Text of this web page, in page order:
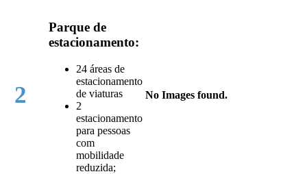
2
Parque de
estacionamento:
24 áreas de
estacionamento
de viaturas
2
estacionamento
para pessoas
com
mobilidade
reduzida;
No Images found.